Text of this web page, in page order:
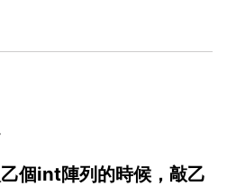
個int陣列的時候，敲乙